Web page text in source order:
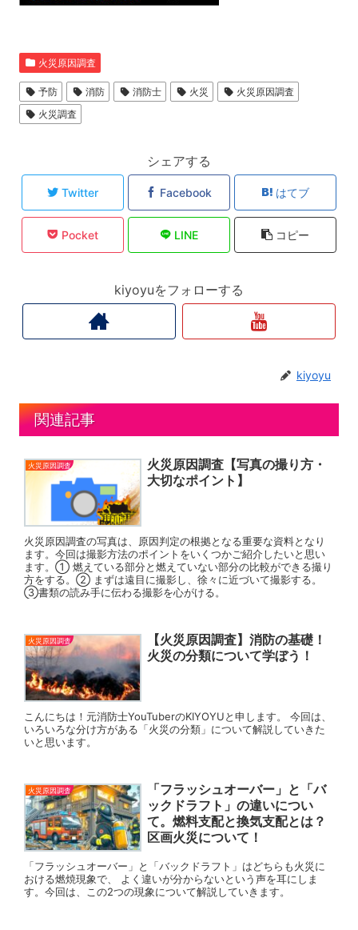
火災原因調査
予防 消防 消防士 火災
火災原因調査
火災調査
シェアする
Twitter Facebook はてブ
Pocket LINE コピー
kiyoyuをフォローする
kiyoyu
関連記事
火災原因調査
火災原因調査【写真の撮り方・
大切なポイント】
火災原因調査の写真は、原因判定の根拠となる重要な資料となり
ます。今回は撮影方法のポイントをいくつかご紹介したいと思い
ます。① 燃えている部分と燃えていない部分の比較ができる撮り
方をする。② まずは遠目に撮影し、徐々に近づいて撮影する。
③書類の読み手に伝わる撮影を心がける。
火災原因調査
【火災原因調査】消防の基礎！
火災の分類について学ぼう！
こんにちは！元消防士YouTuberのKIYOYUと申します。 今回は、
いろいろな分け方がある「火災の分類」について解説していきた
いと思います。
火災原因調査
「フラッシュオーバー」と「バ
ックドラフト」の違いについ
て。燃料支配と換気支配とは？
区画火災について！
「フラッシュオーバー」と「バックドラフト」はどちらも火災に
おける燃焼現象で、 よく違いが分からないという声を耳にしま
す。今回は、この2つの現象について解説していきます。